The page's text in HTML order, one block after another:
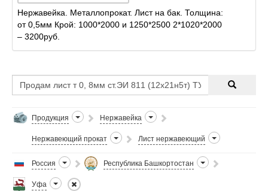
Нержавейка. Металлопрокат. Лист на бак. Толщина:
от 0,5мм Крой: 1000*2000 и 1250*2500 2*1020*2000
– 3200руб.
Продукция Нержавейка
Нержавеющий прокат Лист нержавеющий
Россия Республика Башкортостан
Уфа